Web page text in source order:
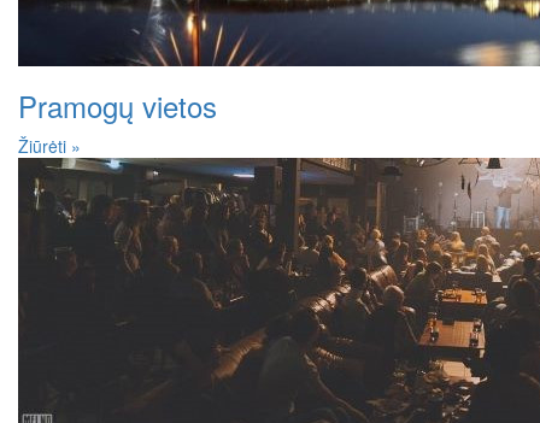
Pramogų vietos
Žiūrėti »